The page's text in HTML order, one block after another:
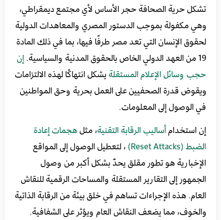
تشكل حرية الصحافة حجر الأساس لأي مجتمع ديمقراطي،
وهي مكفولة بموجب الدستور المصري والمعاهدات الدولية
لحقوق الإنسان التي تعد مصر طرفًا فيها، بما في ذلك المادة
19 من العهد الدولي الخاص بالحقوق المدنية والسياسية.
إن
حجبوسائلالإعلامالمستقلةيشكل انتهاكًا لهذه الالتزامات
ويقوض قدرة الصحفيين على العمل بحرية وحق المواطنين
في الوصول إلى المعلومات.
إن استخدامأساليبالرقابةالتقنية، مثلهجماتإعادة
الضبط(Reset Attacks)
، لتعطيل الوصول إلى المواقع
الإخبارية هو تطور مقلق يحدّ بشكل أكبر من وصول
الجمهور إلى التقارير المستقلة والمساحات الرقمية للنقاش
العام. هذه الإجراءات تساهم في خلق بيئة من الرقابة الذاتية
والخوف، مما يضعف النقاش العام ويؤثر على الشفافية.